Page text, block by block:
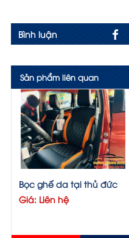
Bình luận
Sản phẩm liên quan
Bọc ghế da tại thủ đức
Giá: Liên hệ